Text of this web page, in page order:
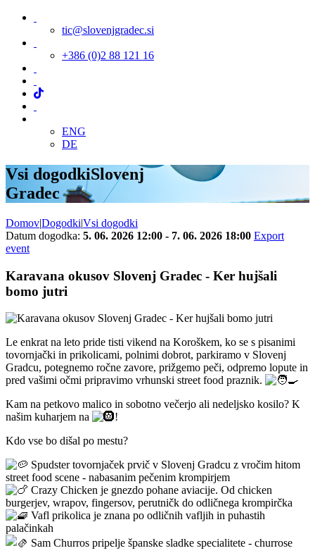
tic@slovenjgradec.si
+386 (0)2 88 121 16
ENG
DE
Vsi dogodkiSlovenj
Gradec
Domov|Dogodki|Vsi dogodki
Datum dogodka: 5. 06. 2026 12:00 - 7. 06. 2026 18:00 Export
event
Karavana okusov Slovenj Gradec - Ker hujšali
bomo jutri
Le enkrat na leto pride tisti vikend na Koroškem, ko se s pisanimi
tovornjački in prikolicami, polnimi dobrot, parkiramo v Slovenj
Gradcu, potegnemo ročne zavore, prižgemo peči, odpremo lopute in
pred vašimi očmi pripravimo vrhunski street food praznik.
Kam na petkovo malico in sobotno večerjo ali nedeljsko kosilo? K
našim kuharjem na
!
Kdo vse bo dišal po mestu?
Spudster tovornjaček prvič v Slovenj Gradcu z vročim hitom
street food scene - nabasanim pečenim krompirjem
Crazy Chicken je gnezdo pohane aviacije. Od chicken
burgerjev, wrapov, fingersov, perutničk do odličnega krompirčka
Vafl prikolica je znana po odličnih vafljih in puhastih
palačinkah
Sam Churros pripelje španske sladke specialitete - churrose